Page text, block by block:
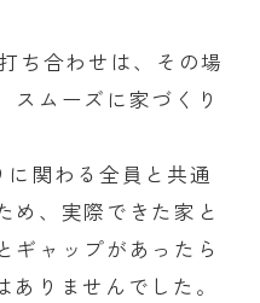
ち合わせは、その場
スムーズに家づくり
関わる全員と共通
め、実際できた家と
ギャップがあったら
りませんでした。